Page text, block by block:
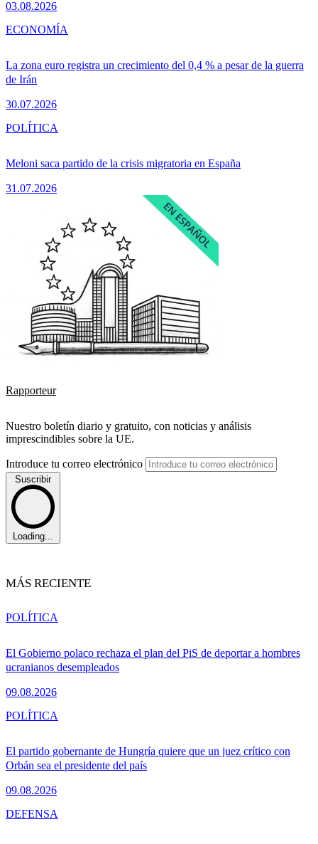
03.08.2026
La zona euro registra un crecimiento del 0,4 % a pesar de la guerra
de Irán
30.07.2026
ECONOMÍA
Meloni saca partido de la crisis migratoria en España
31.07.2026
POLÍTICA
Rapporteur
Nuestro boletín diario y gratuito, con noticias y análisis
imprescindibles sobre la UE.
Introduce tu correo electrónico
Suscribir
Loading...
MÁS RECIENTE
El Gobierno polaco rechaza el plan del PiS de deportar a hombres
ucranianos desempleados
09.08.2026
POLÍTICA
El partido gobernante de Hungría quiere que un juez crítico con
Orbán sea el presidente del país
09.08.2026
POLÍTICA
DEFENSA